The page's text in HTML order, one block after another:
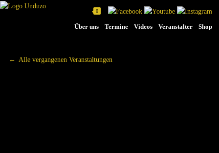
0
Über uns Termine Videos Veranstalter Shop
Alle vergangenen Veranstaltungen